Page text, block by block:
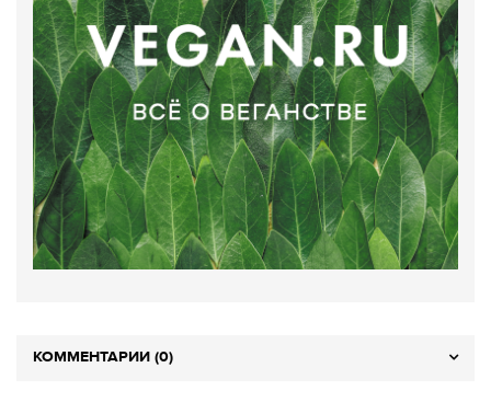
КОММЕНТАРИИ (0)